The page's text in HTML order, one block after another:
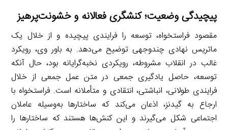
پیچیدگی وضعیت؛ کنشگری فعالانه و خشونت‌پرهیز
مقصود فراستخواه، توسعه را فرایندی پیچیده و از خلال یک
ماتریس نهادی چندوجهی توضیح می‌دهد. به باور وی، رویکرد
غالب در انقلاب مشروطه، رویکردی نخبه‌گرایانه بود، حال آنکه
توسعه، حاصل یادگیری جمعی در متن عمل جمعی از خلال
فرایندی طولانی، انباشتی، انتقادی و متأملانه است. فراستخواه با
ارجاع به گیدنز، اذعان می‌کند که ساختارها به‌وسیله عاملان
اجتماعی شکل می‌گیرند و این کنش‌ها هستند که ساختارها را